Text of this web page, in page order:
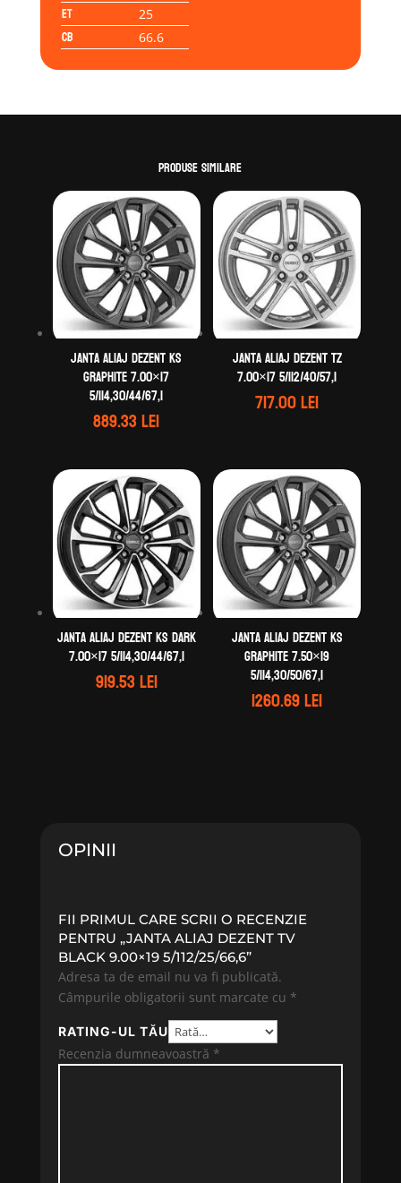
ET
25
CB 66.6
Produse similare
Janta aliaj DEZENT KS
graphite 7.00×17
5/114,30/44/67,1
889.33lei
Janta aliaj DEZENT TZ
7.00×17 5/112/40/57,1
717.00lei
Janta aliaj DEZENT KS dark
7.00×17 5/114,30/44/67,1
919.53lei
Janta aliaj DEZENT KS
graphite 7.50×19
5/114,30/50/67,1
1260.69lei
OPINII
FII PRIMUL CARE SCRII O RECENZIE
PENTRU „JANTA ALIAJ DEZENT TV
BLACK 9.00×19 5/112/25/66,6”
Adresa ta de email nu va fi publicată.
Câmpurile obligatorii sunt marcate cu *
RATING-UL TĂU
Recenzia dumneavoastră *